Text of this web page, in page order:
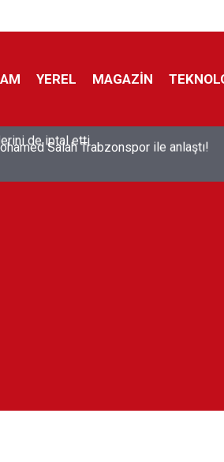
YEREL MAGAZİN
Salah Trabzonspor ile anlaştı!